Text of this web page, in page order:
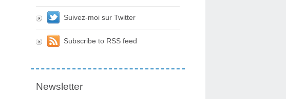
Suivez-moi sur Twitter
Subscribe to RSS feed
Newsletter